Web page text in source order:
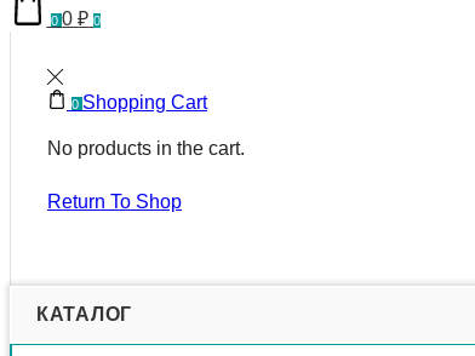
00₽ 0
0 Shopping Cart
No products in the cart.
Return To Shop
КАТАЛОГ